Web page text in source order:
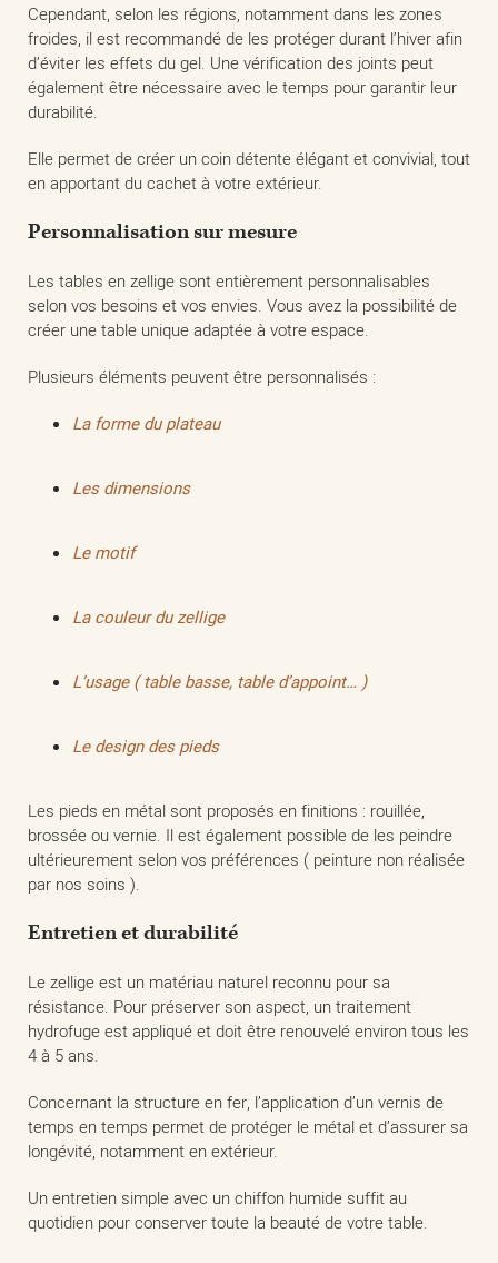
Cependant, selon les régions, notamment dans les zones
froides, il est recommandé de les protéger durant l’hiver afin
d’éviter les effets du gel. Une vérification des joints peut
également être nécessaire avec le temps pour garantir leur
durabilité.
Elle permet de créer un coin détente élégant et convivial, tout
en apportant du cachet à votre extérieur.
Personnalisation sur mesure
Les tables en zellige sont entièrement personnalisables
selon vos besoins et vos envies. Vous avez la possibilité de
créer une table unique adaptée à votre espace.
Plusieurs éléments peuvent être personnalisés :
La forme du plateau
Les dimensions
Le motif
La couleur du zellige
L’usage ( table basse, table d’appoint… )
Le design des pieds
Les pieds en métal sont proposés en finitions : rouillée,
brossée ou vernie. Il est également possible de les peindre
ultérieurement selon vos préférences ( peinture non réalisée
par nos soins ).
Entretien et durabilité
Le zellige est un matériau naturel reconnu pour sa
résistance. Pour préserver son aspect, un traitement
hydrofuge est appliqué et doit être renouvelé environ tous les
4 à 5 ans.
Concernant la structure en fer, l’application d’un vernis de
temps en temps permet de protéger le métal et d’assurer sa
longévité, notamment en extérieur.
Un entretien simple avec un chiffon humide suffit au
quotidien pour conserver toute la beauté de votre table.